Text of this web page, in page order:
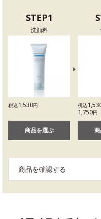
STEP1
洗顔料
税込1,530円
商品を選ぶ
税込
1,750円
商品を確認する